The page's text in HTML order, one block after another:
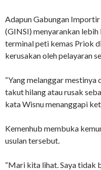
Adapun Gabungan
(GINSI) menyarankan
terminal peti kemas Priok
kerusakan oleh pelayaran
“Yang melanggar
takut hilang atau rusak
kata Wisnu menanggapi
Kemenhub membuka
usulan tersebut.
“Mari kita lihat. Saya tidak